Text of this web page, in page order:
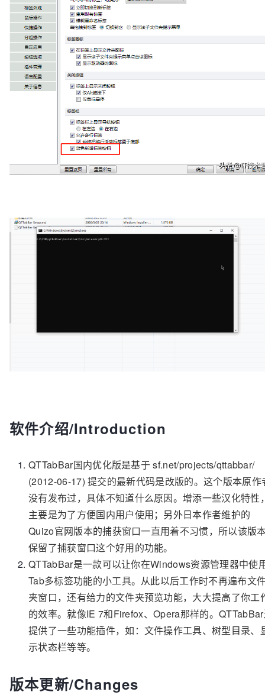
软件介绍/Introduction
QTTabBar国内优化版是基于 sf.net/projects/qttabbar/
(2012-06-17) 提交的最新代码是改版的。这个版本原作
没有发布过，具体不知道什么原因。增添一些汉化特性
主要是为了方便国内用户使用；另外日本作者维护的
Quizo官网版本的捕获窗口一直用着不习惯，所以该版
保留了捕获窗口这个好用的功能。
QTTabBar是一款可以让你在Windows资源管理器中使
Tab多标签功能的小工具。从此以后工作时不再遍布文
夹窗口，还有给力的文件夹预览功能，大大提高了你工
的效率。就像IE 7和Firefox、Opera那样的。
提供了一些功能插件，如：文件操作工具、树型目录、
示状态栏等等。
版本更新/Changes